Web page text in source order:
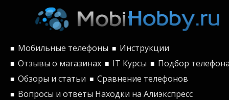
■ Мобильные телефоны ■ Инструкции
■ Отзывы о магазинах ■ IT Курсы ■ Подбор
■ Обзоры и статьи ■ Сравнение телефонов
■ Вопросы и ответы Находки на Алиэкспресс